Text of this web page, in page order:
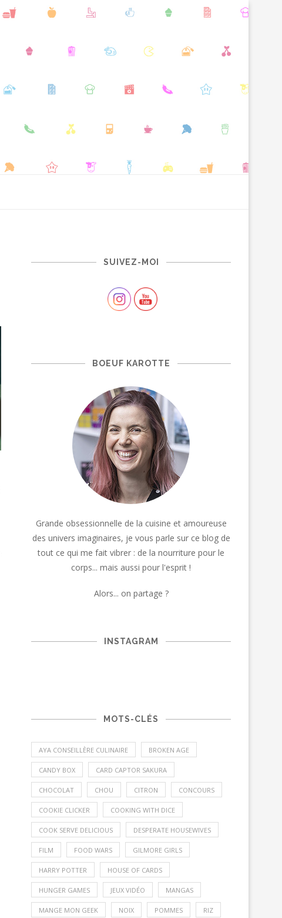
SUIVEZ-MOI
BOEUF KAROTTE
Grande obsessionnelle de la cuisine et amoureuse
des univers imaginaires, je vous parle sur ce blog de
tout ce qui me fait vibrer : de la nourriture pour le
corps... mais aussi pour l'esprit !
Alors... on partage ?
INSTAGRAM
MOTS-CLÉS
AYA CONSEILLÈRE CULINAIRE BROKEN AGE
CANDY BOX CARD CAPTOR SAKURA
CHOCOLAT CHOU CITRON CONCOURS
COOKIE CLICKER COOKING WITH DICE
COOK SERVE DELICIOUS DESPERATE HOUSEWIVES
FILM FOOD WARS GILMORE GIRLS
HARRY POTTER HOUSE OF CARDS
HUNGER GAMES JEUX VIDÉO MANGAS
MANGE MON GEEK NOIX POMMES RIZ